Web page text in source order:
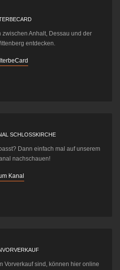
Anhalt, Dessau und der
entdecken.
SCHLOSSKIRCHE
Dann einfach mal auf unserem
nachschauen!
Kanal
Vorverkauf sind, können hier online